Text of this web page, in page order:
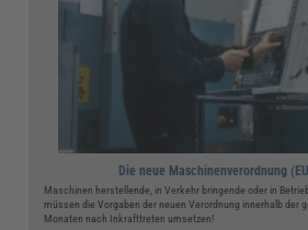
Die neue Maschinenverordnung
Maschinen herstellende, in Verkehr bringende oder in
müssen die Vorgaben der neuen Verordnung innerhalb der
Monaten nach Inkrafttreten umsetzen!